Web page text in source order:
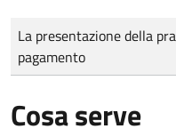
Tipo di pagamento
Importo
La presentazione della
pagamento
Cosa serve